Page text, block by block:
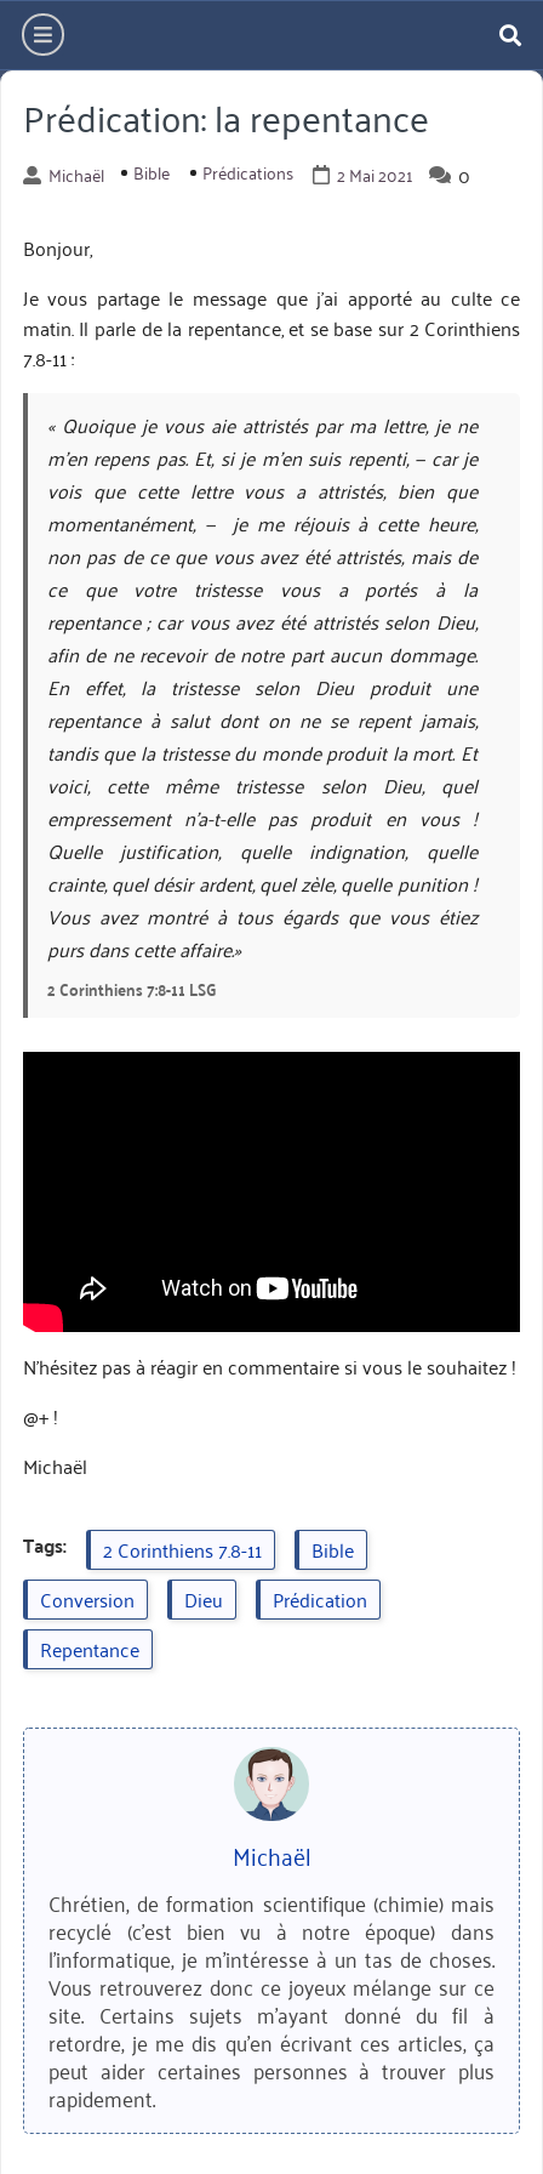
Aller
directement
au
contenu
hamburger
Prédication: la repentance
Michaël Bible Prédications 2 Mai 2021 0
Bonjour,
Je vous partage le message que j’ai apporté au culte ce
matin. Il parle de la repentance, et se base sur 2 Corinthiens
7.8-11 :
« Quoique je vous aie attristés par ma lettre, je ne
m’en repens pas. Et, si je m’en suis repenti, — car je
vois que cette lettre vous a attristés, bien que
momentanément, — je me réjouis à cette heure,
non pas de ce que vous avez été attristés, mais de
ce que votre tristesse vous a portés à la
repentance ; car vous avez été attristés selon Dieu,
afin de ne recevoir de notre part aucun dommage.
En effet, la tristesse selon Dieu produit une
repentance à salut dont on ne se repent jamais,
tandis que la tristesse du monde produit la mort. Et
voici, cette même tristesse selon Dieu, quel
empressement n’a-t-elle pas produit en vous !
Quelle justification, quelle indignation, quelle
crainte, quel désir ardent, quel zèle, quelle punition !
Vous avez montré à tous égards que vous étiez
purs dans cette affaire.»
2 Corinthiens 7:8-11 LSG
N’hésitez pas à réagir en commentaire si vous le souhaitez !
@+ !
Michaël
Tags: 2 Corinthiens 7.8-11
Bible
Conversion
Dieu
Prédication
Repentance
Michaël
Chrétien, de formation scientifique (chimie) mais
recyclé (c'est bien vu à notre époque) dans
l'informatique, je m'intéresse à un tas de choses.
Vous retrouverez donc ce joyeux mélange sur ce
site. Certains sujets m'ayant donné du fil à
retordre, je me dis qu'en écrivant ces articles, ça
peut aider certaines personnes à trouver plus
rapidement.